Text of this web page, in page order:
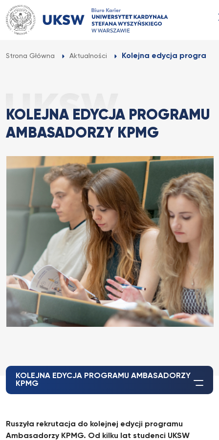
Przejdź
do
treści
Strona Główna Aktualności Kolejna edycja
KOLEJNA EDYCJA PROGRAMU
AMBASADORZY KPMG
KOLEJNA EDYCJA PROGRAMU AMBASADORZY
KPMG
Ruszyła rekrutacja do kolejnej edycji programu
Ambasadorzy KPMG. Od kilku lat studenci UKSW